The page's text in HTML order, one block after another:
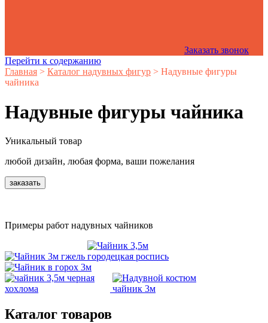
Заказать звонок
Перейти к содержанию
Главная > Каталог надувных фигур > Надувные фигуры
чайника
Надувные фигуры чайника
Уникальный товар
любой дизайн, любая форма, ваши пожелания
заказать
Примеры работ надувных чайников
Каталог товаров